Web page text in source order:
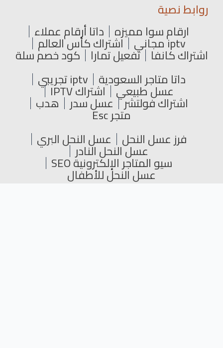
روابط نصية
ارقام سوا مميزه داتا أرقام عملاء
iptv مجاني اشتراك كأس العالم
اشتراك كانفا تفعيل تمارا كود خصم سلة
داتا متاجر السعودية iptv تجريبي
عسل طبيعي اشتراك IPTV
اشتراك فولتشر عسل سدر هدب
متجر Esc
فرز عسل النحل عسل النحل البري
عسل النحل النادر
سيو المتاجر الإلكترونية SEO
عسل النحل للأطفال